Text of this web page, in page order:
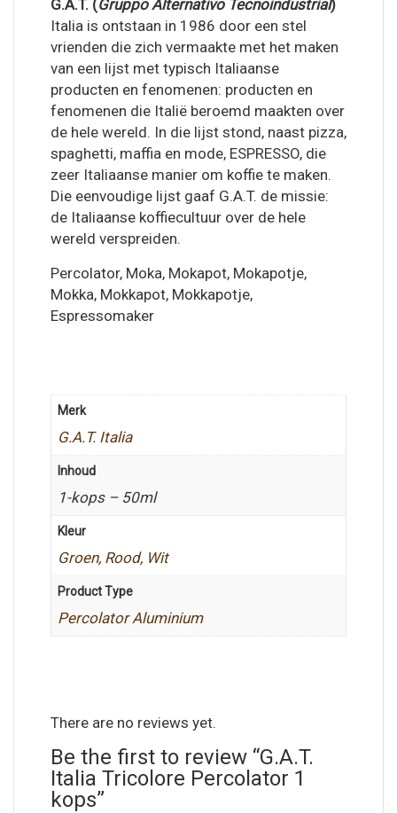
G.A.T. (Gruppo Alternativo Tecnoindustrial)
Italia is ontstaan in 1986 door een stel
vrienden die zich vermaakte met het maken
van een lijst met typisch Italiaanse
producten en fenomenen: producten en
fenomenen die Italië beroemd maakten over
de hele wereld. In die lijst stond, naast pizza,
spaghetti, maffia en mode, ESPRESSO, die
zeer Italiaanse manier om koffie te maken.
Die eenvoudige lijst gaaf G.A.T. de missie:
de Italiaanse koffiecultuur over de hele
wereld verspreiden.
Percolator, Moka, Mokapot, Mokapotje,
Mokka, Mokkapot, Mokkapotje,
Espressomaker
Merk
G.A.T. Italia
Inhoud
1-kops – 50ml
Kleur
Groen, Rood, Wit
Product Type
Percolator Aluminium
There are no reviews yet.
Be the first to review “G.A.T.
Italia Tricolore Percolator 1
kops”